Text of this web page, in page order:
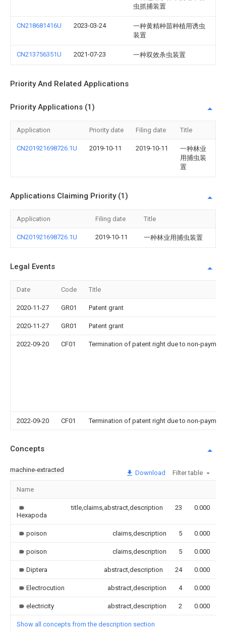
虫抓捕装置
CN218681416U 2023-03-24
一种黄精种苗种植用诱虫
装置
CN213756351U 2021-07-23 一种双效杀虫装置
Priority And Related Applications
Priority Applications (1)
Application Priority date Filing date Title
CN201921698726.1U 2019-10-11 2019-10-11
一种林业
用捕虫装
置
Applications Claiming Priority (1)
Application Filing date Title
CN201921698726.1U 2019-10-11 一种林业用捕虫装置
Legal Events
Date Code Title
2020-11-27 GR01 Patent grant
2020-11-27 GR01 Patent grant
2022-09-20 CF01 Termination of patent right due to non-
2022-09-20 CF01 Termination of patent right due to non-
Concepts
machine-extracted Download Filter table
Name
Hexapoda
title,claims,abstract,description 23 0.000
poison claims,description 5 0.000
poison claims,description 5 0.000
Diptera abstract,description 24 0.000
Electrocution abstract,description 4 0.000
electricity abstract,description 2 0.000
Show all concepts from the description section